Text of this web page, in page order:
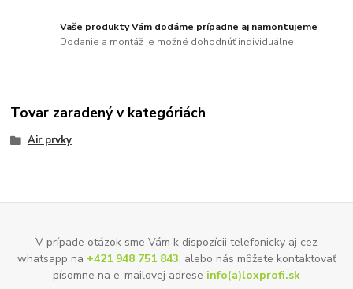
Vaše produkty Vám dodáme prípadne aj namontujeme
Dodanie a montáž je možné dohodnúť individuálne.
Tovar zaradený v kategóriách
Air prvky
V prípade otázok sme Vám k dispozícii telefonicky aj cez
whatsapp na +421 948 751 843, alebo nás môžete kontaktovať
písomne na e-mailovej adrese info(a)loxprofi.sk